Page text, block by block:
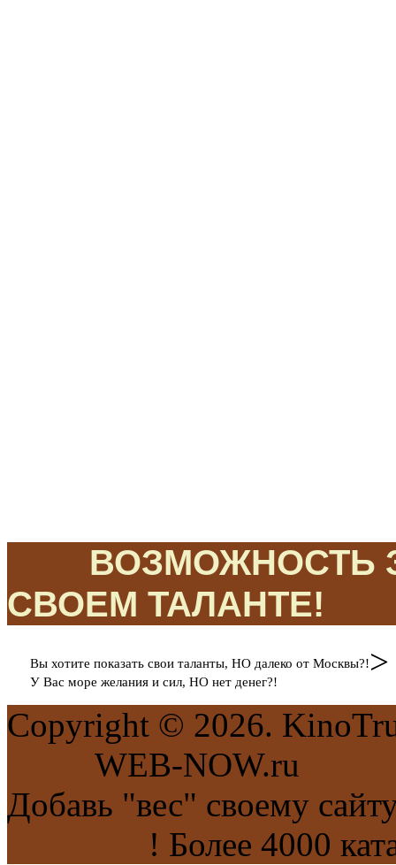
ВОЗМОЖНОСТЬ
СВОЕМ ТАЛАНТЕ!
Вы хотите показать свои таланты, НО далеко от Москвы?!
У Вас море желания и сил, НО нет денег?!
>
Copyright © 2026.
WEB-NOW.ru
Добавь "вес" своему
! Более 4000